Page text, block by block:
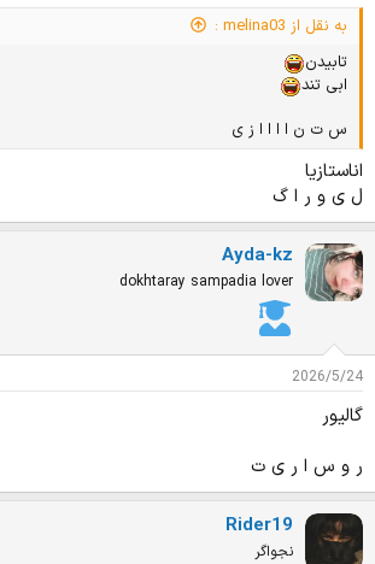
به نقل از melina03 :
تابیدن
ابی تند
س ت ن ا ا ا ا ز ی
اناستازیا
ل ی و ر ا گ
Ayda-kz
dokhtaray sampadia lover
2026/5/24
گالیور
ر و س ا ر ی ت
Rider19
نجواگر